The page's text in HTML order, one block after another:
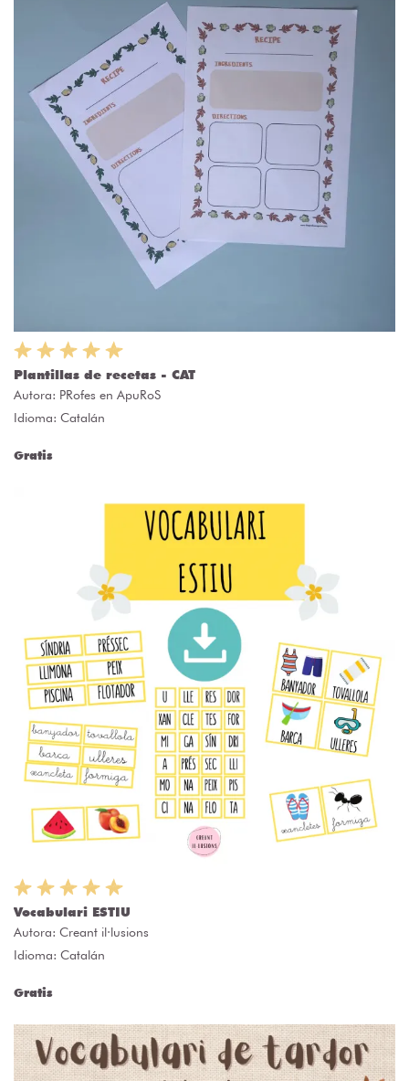
Plantillas de recetas - CAT
Autora: PRofes en ApuRoS
Idioma: Catalán
Gratis
Vocabulari ESTIU
Autora: Creant il·lusions
Idioma: Catalán
Gratis